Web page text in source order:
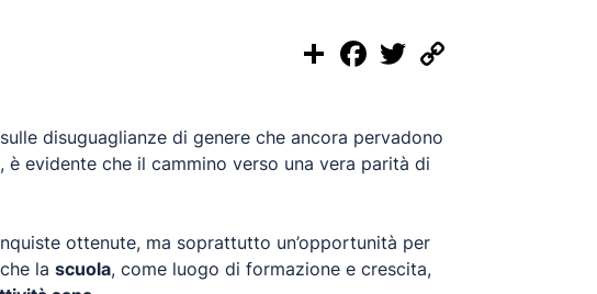
Share Facebook
Twitter
disuguaglianze di genere che ancora pervadono
evidente che il cammino verso una vera parità di
ottenute, ma soprattutto un’opportunità per
la scuola, come luogo di formazione e crescita,